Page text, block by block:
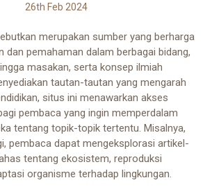
26th Feb 2024
merupakan sumber yang berharga
dan pemahaman dalam berbagai bidang,
masakan, serta konsep ilmiah
tautan-tautan yang mengarah
situs ini menawarkan akses
pembaca yang ingin memperdalam
tentang topik-topik tertentu. Misalnya,
pembaca dapat mengeksplorasi artikel-
tentang ekosistem, reproduksi
organisme terhadap lingkungan.